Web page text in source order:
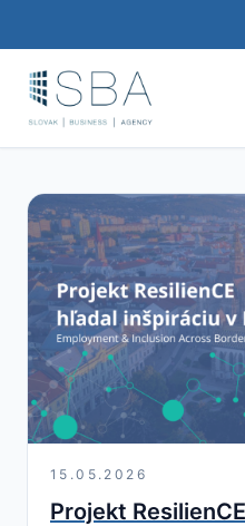
15.05.2026
Projekt